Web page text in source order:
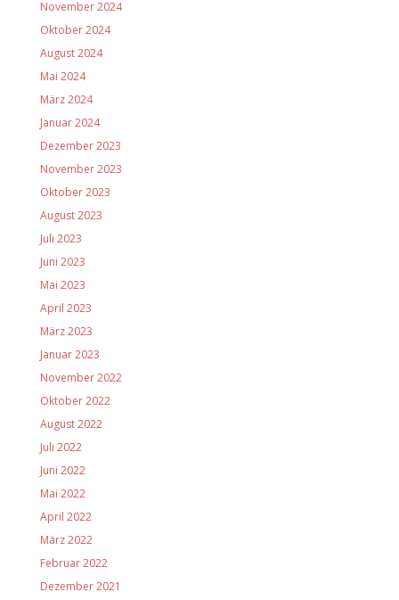
November 2024
Oktober 2024
August 2024
Mai 2024
März 2024
Januar 2024
Dezember 2023
November 2023
Oktober 2023
August 2023
Juli 2023
Juni 2023
Mai 2023
April 2023
März 2023
Januar 2023
November 2022
Oktober 2022
August 2022
Juli 2022
Juni 2022
Mai 2022
April 2022
März 2022
Februar 2022
Dezember 2021